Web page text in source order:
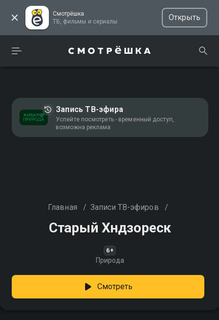
Смотрёшка
ТВ, фильмы и сериалы
Открыть
Запись ТВ-эфира
Успейте посмотреть - временный доступ,
возможна реклама
Главная / Записи ТВ-эфиров /
Старый Хндзореск
6+
Природа
Смотреть